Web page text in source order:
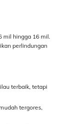
mil hingga 16 mil.
perlindungan
terbaik, tetapi
tergores,